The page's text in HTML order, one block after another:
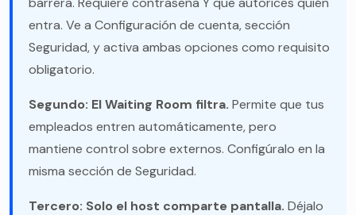
entra. Ve a Configuración de cuenta, sección
Seguridad, y activa ambas opciones como requisito
obligatorio.
Segundo: El Waiting Room filtra. Permite que tus
empleados entren automáticamente, pero
mantiene control sobre externos. Configúralo en la
misma sección de Seguridad.
Tercero: Solo el host comparte pantalla. Déjalo